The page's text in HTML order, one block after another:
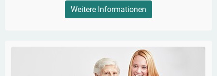
Weitere Informationen